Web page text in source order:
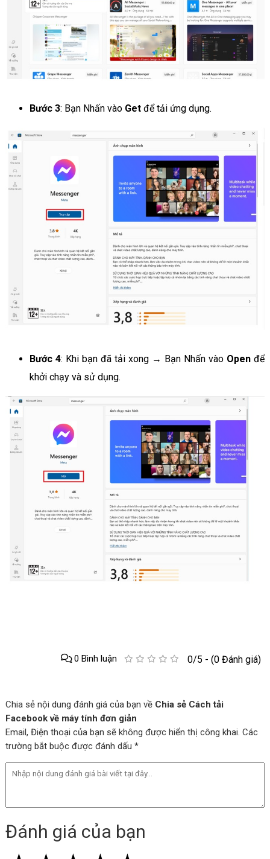
Bước 3: Bạn Nhấn vào Getđể tải ứng dụng.
Bước 4: Khi bạn đã tải xong → Bạn Nhấn vào Open để
khởi chạy và sử dụng.
0/5 - (0 Đánh giá)
0 Bình luận
Chia sẻ nội dung đánh giá của bạn về Chia sẻ Cách tải
Facebook về máy tính đơn giản
Email, Điện thoại của bạn sẽ không được hiển thị công khai. Các
trường bắt buộc được đánh dấu *
Đánh giá của bạn